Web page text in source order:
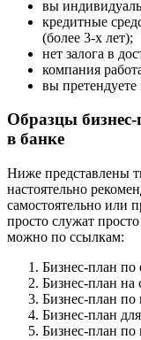
вы
кредитные
(более 3-х лет);
нет залога в
компания
вы претендуете
Образцы
в банке
Ниже представлены
настоятельно
самостоятельно или
просто служат
можно по ссылкам:
Бизнес-план по
Бизнес-план на
Бизнес-план по
Бизнес-план
Бизнес-план по